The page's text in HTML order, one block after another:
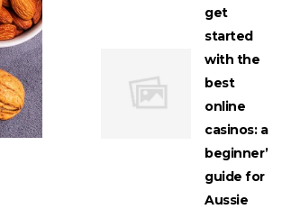
get
started
with the
best
online
casinos: a
beginner’s
guide for
Aussie